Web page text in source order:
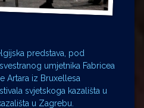
predstava, pod
umjetnika Fabricea
Artara iz Bruxellesa
svjetskoga kazališta u
u Zagrebu.